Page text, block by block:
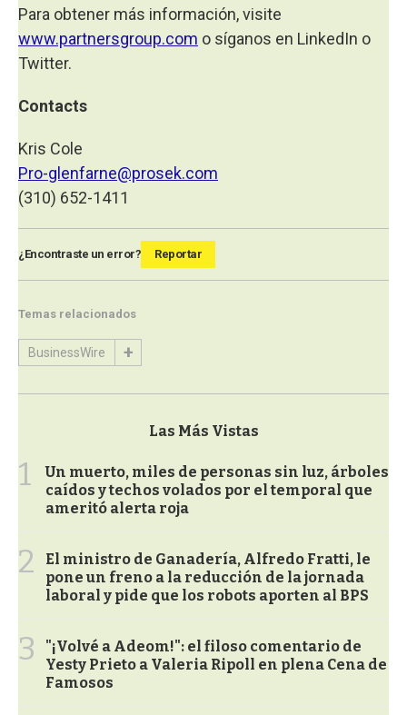
Para obtener más información, visite
www.partnersgroup.com o síganos en LinkedIn o
Twitter.
Contacts
Kris Cole
Pro-glenfarne@prosek.com
(310) 652-1411
¿Encontraste un error? Reportar
Temas relacionados
BusinessWire
Las Más Vistas
1
Un muerto, miles de personas sin luz, árboles
caídos y techos volados por el temporal que
ameritó alerta roja
2
El ministro de Ganadería, Alfredo Fratti, le
pone un freno a la reducción de la jornada
laboral y pide que los robots aporten al BPS
3
"¡Volvé a Adeom!": el filoso comentario de
Yesty Prieto a Valeria Ripoll en plena Cena de
Famosos